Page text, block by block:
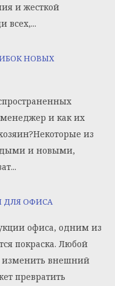
и жесткой
всех,...
НОВЫХ
и как их
из
и новыми,
ДЛЯ ОФИСА
офиса, одним из
покраска. Любой
изменить внешний
превратить